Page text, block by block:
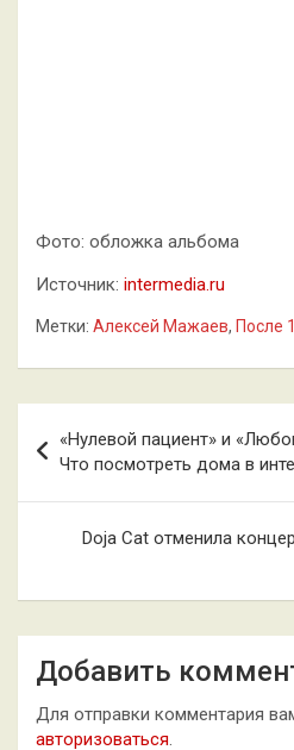
Фото: обложка альбома
Источник: intermedia.ru
Метки: Алексей Мажаев, После
по
записям
«Нулевой пациент» и
Что посмотреть дома в
Doja Cat отменила
Добавить
Для отправки комментария
авторизоваться.